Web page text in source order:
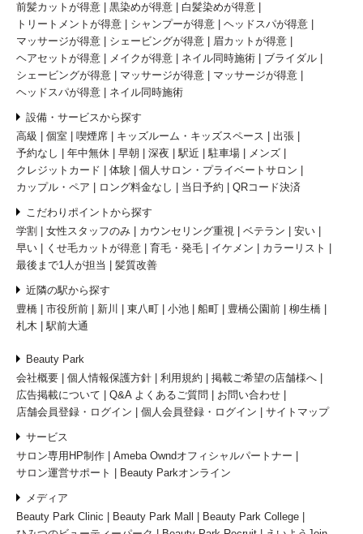
前髪カットが得意
黒染めが得意
白髪染めが得意
トリートメントが得意
シャンプーが得意
ヘッドスパが得意
マッサージが得意
シェービングが得意
眉カットが得意
ヘアセットが得意
メイクが得意 ネイル同時施術
ブライダル
シェービングが得意
マッサージが得意
マッサージが得意
ヘッドスパが得意
ネイル同時施術
設備・サービスから探す
高級
個室 喫煙席 キッズルーム・キッズスペース
出張
予約なし
年中無休 早朝 深夜 駅近 駐車場
メンズ
クレジットカード
体験
個人サロン・プライベートサロン
カップル・ペア
ロング料金なし 当日予約 QRコード決済
こだわりポイントから探す
学割
女性スタッフのみ カウンセリング重視 ベテラン
安い
早い
くせ毛カットが得意 育毛・発毛 イケメン
カラーリスト
最後まで1人が担当
髪質改善
近隣の駅から探す
豊橋
市役所前 新川 東八町 小池 船町 豊橋公園前
柳生橋
札木
駅前大通
Beauty Park
会社概要
個人情報保護方針 利用規約
掲載ご希望の店舗様へ
広告掲載について
Q&A よくあるご質問
お問い合わせ
店舗会員登録・ログイン
個人会員登録・ログイン サイトマップ
サービス
サロン専用HP制作
Ameba Owndオフィシャルパートナー
サロン運営サポート
Beauty Parkオンライン
メディア
Beauty Park Clinic
Beauty Park Mall
Beauty Park College